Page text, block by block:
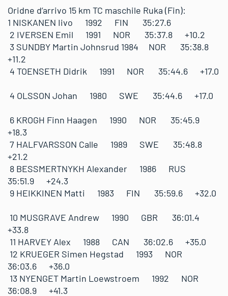
Oridne d’arrivo 15 km TC maschile Ruka (Fin):
1 NISKANEN Iivo 1992 FIN 35:27.6
2 IVERSEN Emil 1991 NOR 35:37.8 +10.2
3 SUNDBY Martin Johnsrud 1984 NOR 35:38.8
+11.2
4 TOENSETH Didrik 1991 NOR 35:44.6 +17.0
4 OLSSON Johan 1980 SWE 35:44.6 +17.0
6 KROGH Finn Haagen 1990 NOR 35:45.9
+18.3
7 HALFVARSSON Calle 1989 SWE 35:48.8
+21.2
8 BESSMERTNYKH Alexander 1986 RUS
35:51.9 +24.3
9 HEIKKINEN Matti 1983 FIN 35:59.6 +32.0
10 MUSGRAVE Andrew 1990 GBR 36:01.4
+33.8
11 HARVEY Alex 1988 CAN 36:02.6 +35.0
12 KRUEGER Simen Hegstad 1993 NOR
36:03.6 +36.0
13 NYENGET Martin Loewstroem 1992 NOR
36:08.9 +41.3